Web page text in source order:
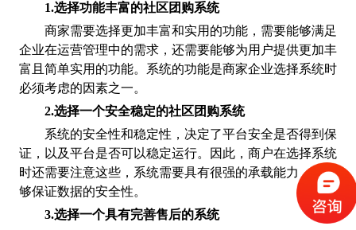
1.选择功能丰富的社区团购系统
商家需要选择更加丰富和实用的功能，需要能够满足
企业在运营管理中的需求，还需要能够为用户提供更加丰
富且简单实用的功能。系统的功能是商家企业选择系统时
必须考虑的因素之一。
2.选择一个安全稳定的社区团购系统
系统的安全性和稳定性，决定了平台安全是否得到保
证，以及平台是否可以稳定运行。因此，商户在选择系统
时还需要注意这些，系统需要具有很强的承载能力，并能
够保证数据的安全性。
3.选择一个具有完善售后的系统